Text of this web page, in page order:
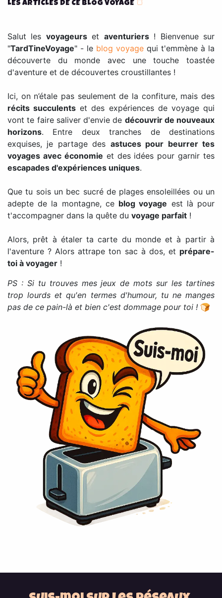
LES ARTICLES DE CE BLOG VOYAGE 🍞
Salut les voyageurset aventuriers! Bienvenue sur
"TardTineVoyage" - le blog voyage qui t'emmène à la
découverte du monde avec une touche toastée
d'aventure et de découvertes croustillantes !
Ici, on n’étale pas seulement de la confiture, mais des
récits succulents et des expériences de voyage qui
vont te faire saliver d'envie de découvrir de nouveaux
horizons. Entre deux tranches de destinations
exquises, je partage des astuces pour beurrer tes
voyages avec économie et des idées pour garnir tes
escapades d'expériences uniques.
Que tu sois un bec sucré de plages ensoleillées ou un
adepte de la montagne, ce blog voyage est là pour
t'accompagner dans la quête du voyage parfait !
Alors, prêt à étaler ta carte du monde et à partir à
l'aventure ? Alors attrape ton sac à dos, et prépare-
toi à voyager !
PS : Si tu trouves mes jeux de mots sur les tartines
trop lourds et qu'en termes d'humour, tu ne manges
pas de ce pain-là et bien c'est dommage pour toi ! 🍞